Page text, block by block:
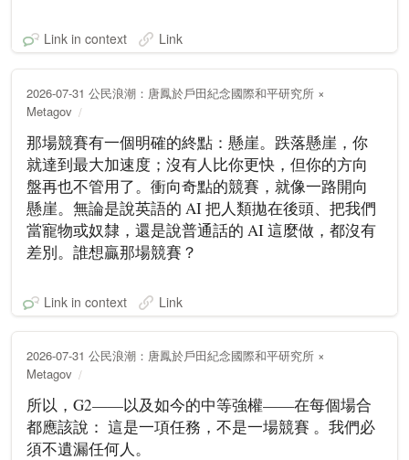
Link in context Link
2026-07-31 公民浪潮：唐鳳於戶田紀念國際和平研究所 ×
Metagov
那場競賽有一個明確的終點：懸崖。跌落懸崖，你
就達到最大加速度；沒有人比你更快，但你的方向
盤再也不管用了。衝向奇點的競賽，就像一路開向
懸崖。無論是說英語的 AI 把人類拋在後頭、把我們
當寵物或奴隸，還是說普通話的 AI 這麼做，都沒有
差別。誰想贏那場競賽？
Link in context Link
2026-07-31 公民浪潮：唐鳳於戶田紀念國際和平研究所 ×
Metagov
所以，G2——以及如今的中等強權——在每個場合
都應該說： 這是一項任務，不是一場競賽 。我們必
須不遺漏任何人。